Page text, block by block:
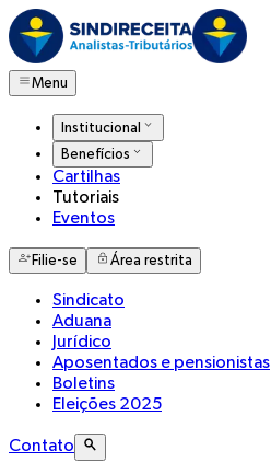
Menu
Institucional
Benefícios
Cartilhas
Tutoriais
Eventos
Filie-se Área restrita
Sindicato
Aduana
Jurídico
Aposentados e pensionistas
Boletins
Eleições 2025
Contato